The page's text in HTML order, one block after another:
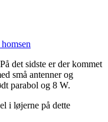
det sidste er der kommet
små antenner og
parabol og 8 W.
i løjerne på dette